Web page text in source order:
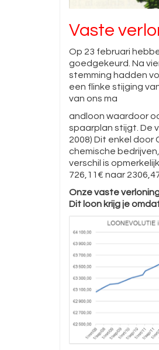
Vaste
Op 23 februari
goedgekeurd. Na
stemming hadden
een flinke stijging
van ons ma
andloon waardoor
spaarplan stijgt. De
2008) Dit enkel door
chemische
verschil is
726,11€ naar
Onze vaste
Dit loon krijg je